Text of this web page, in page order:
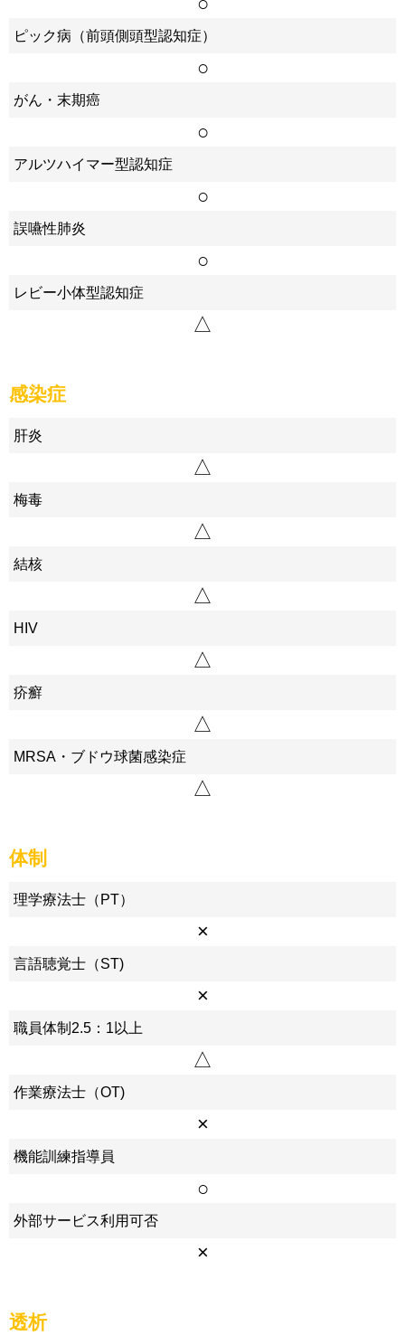
ピック病（前頭側頭型認知症）
○
がん・末期癌
○
アルツハイマー型認知症
○
誤嚥性肺炎
○
レビー小体型認知症
△
感染症
肝炎
△
梅毒
△
結核
△
HIV
△
疥癬
△
MRSA・ブドウ球菌感染症
△
体制
理学療法士（PT）
×
言語聴覚士（ST)
×
職員体制2.5：1以上
△
作業療法士（OT)
×
機能訓練指導員
○
外部サービス利用可否
×
透析